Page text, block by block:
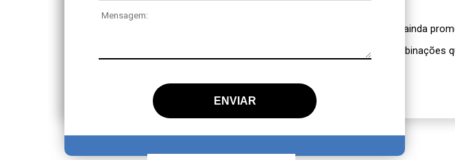
ainda
estético, já que quando acomodadas na parede conseguem criar combinações